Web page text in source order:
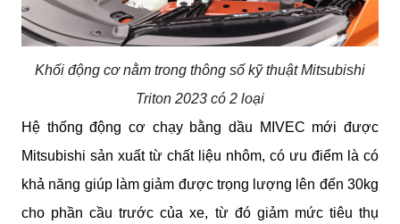
Khối động cơ nằm trong thông số kỹ thuật Mitsubishi
Triton 2023 có 2 loại
Hệ thống động cơ chạy bằng dầu MIVEC mới được
Mitsubishi sản xuất từ chất liệu nhôm, có ưu điểm là có
khả năng giúp làm giảm được trọng lượng lên đến 30kg
cho phần cầu trước của xe, từ đó giảm mức tiêu thụ